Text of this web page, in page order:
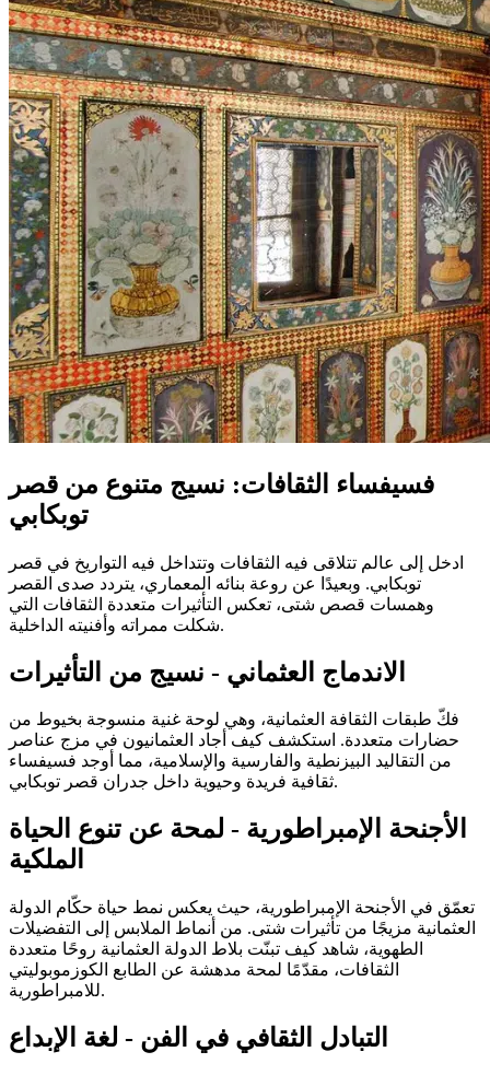
فسيفساء الثقافات: نسيج متنوع من قصر
توبكابي
ادخل إلى عالم تتلاقى فيه الثقافات وتتداخل فيه التواريخ في قصر
توبكابي. وبعيدًا عن روعة بنائه المعماري، يتردد صدى القصر
وهمسات قصص شتى، تعكس التأثيرات متعددة الثقافات التي
شكلت ممراته وأفنيته الداخلية.
الاندماج العثماني - نسيج من التأثيرات
فكّ طبقات الثقافة العثمانية، وهي لوحة غنية منسوجة بخيوط من
حضارات متعددة. استكشف كيف أجاد العثمانيون في مزج عناصر
من التقاليد البيزنطية والفارسية والإسلامية، مما أوجد فسيفساء
ثقافية فريدة وحيوية داخل جدران قصر توبكابي.
الأجنحة الإمبراطورية - لمحة عن تنوع الحياة
الملكية
تعمّق في الأجنحة الإمبراطورية، حيث يعكس نمط حياة حكّام الدولة
العثمانية مزيجًا من تأثيرات شتى. من أنماط الملابس إلى التفضيلات
الطهوية، شاهد كيف تبنّت بلاط الدولة العثمانية روحًا متعددة
الثقافات، مقدّمًا لمحة مدهشة عن الطابع الكوزموبوليتي
للامبراطورية.
التبادل الثقافي في الفن - لغة الإبداع